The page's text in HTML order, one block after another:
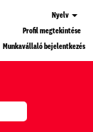
Nyelv
Profil megtekintése
Munkavállaló bejelentkezés